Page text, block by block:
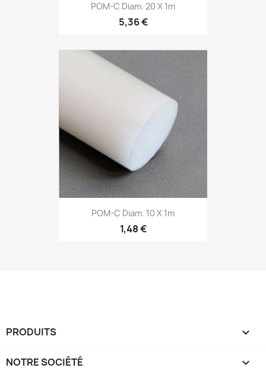
POM-C Diam. 20 X 1m
5,36 €
POM-C Diam. 10 X 1m
1,48 €
PRODUITS 
NOTRE SOCIÉTÉ 